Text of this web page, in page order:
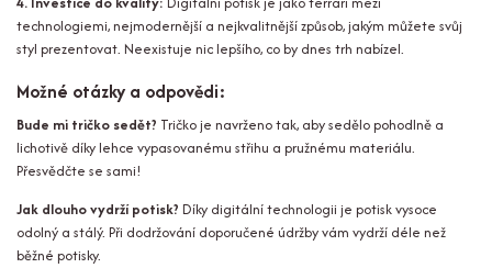
technologiemi, nejmodernější a nejkvalitnější způsob, jakým můžete svůj
styl prezentovat. Neexistuje nic lepšího, co by dnes trh nabízel.
Možné otázky a odpovědi:
Bude mi tričko sedět? Tričko je navrženo tak, aby sedělo pohodlně a
lichotivě díky lehce vypasovanému střihu a pružnému materiálu.
Přesvědčte se sami!
Jak dlouho vydrží potisk? Díky digitální technologii je potisk vysoce
odolný a stálý. Při dodržování doporučené údržby vám vydrží déle než
běžné potisky.